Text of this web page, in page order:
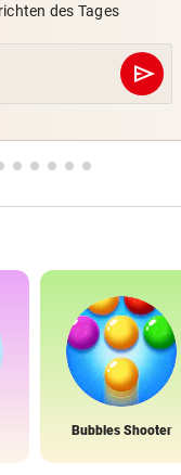
des Tages
send
Bubbles Shooter